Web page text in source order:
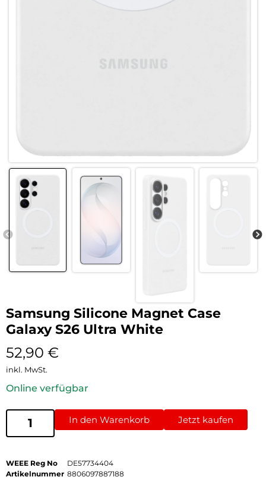
Samsung Silicone Magnet Case
Galaxy S26 Ultra White
52,90 €
inkl. MwSt.
Online verfügbar
In den Warenkorb Jetzt kaufen
WEEE Reg No
DE57734404
Artikelnummer 8806097887188